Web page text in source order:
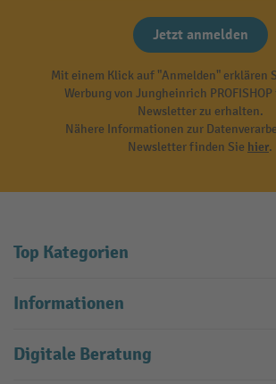
Jetzt anmelden
Mit einem Klick auf "Anmelden" erklären
Werbung von Jungheinrich PROFISHOP
Newsletter zu erhalten.
Nähere Informationen zur
Newsletter finden Sie hier.
Top Kategorien
Informationen
Digitale Beratung